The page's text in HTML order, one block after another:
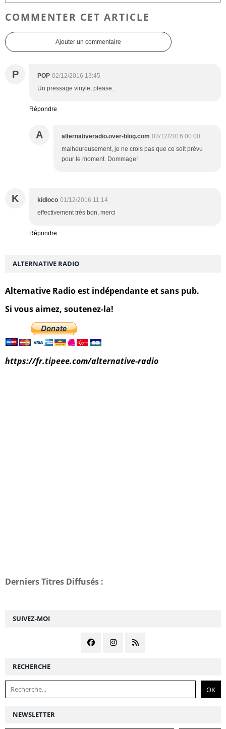
COMMENTER CET ARTICLE
Ajouter un commentaire
P POP 02/12/2016 13:45
Un pressage vinyle, please...
Répondre
A alternativeradio.over-blog.com 03/12/2016 00:00
malheureusement, je ne crois pas que ce soit prévu
pour le moment. Dommage!
K kidloco 01/12/2016 11:14
effectivement très bon, merci
Répondre
NEWSLETTER
SUIVEZ-MOI
RECHERCHE
ALTERNATIVE RADIO
Alternative Radio est indépendante et sans pub.
Si vous aimez, soutenez-la!
https://fr.tipeee.com/alternative-radio
Derniers Titres Diffusés :